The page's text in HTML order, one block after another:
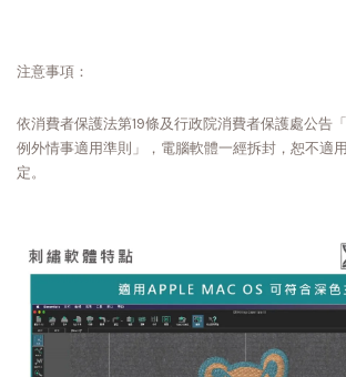
注意事項：
依消費者保護法第19條及行政院消費者保護處公告
例外情事適用準則」，電腦軟體一經拆封，恕不適
定。